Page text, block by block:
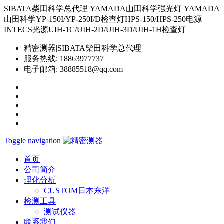
SIBATA柴田科学总代理 YAMADA山田科学强光灯 YAMADA
山田科学YP-150I/YP-250I/D检查灯HPS-150/HPS-250电源
INTECS光源UIH-1C/UIH-2D/UIH-3D/UIH-1H检查灯
精密测器|SIBATA柴田科学总代理
服务热线: 18863977737
电子邮箱: 38885518@qq.com
Toggle navigation
首页
公司简介
理化分析
CUSTOM日本东洋
检测工具
测试仪器
联系我们